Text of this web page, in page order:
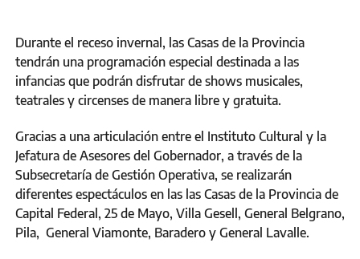
Durante el receso invernal, las Casas de la Provincia
tendrán una programación especial destinada a las
infancias que podrán disfrutar de shows musicales,
teatrales y circenses de manera libre y gratuita.
Gracias a una articulación entre el Instituto Cultural y la
Jefatura de Asesores del Gobernador, a través de la
Subsecretaría de Gestión Operativa, se realizarán
diferentes espectáculos en las las Casas de la Provincia de
Capital Federal, 25 de Mayo, Villa Gesell, General Belgrano,
Pila, General Viamonte, Baradero y General Lavalle.